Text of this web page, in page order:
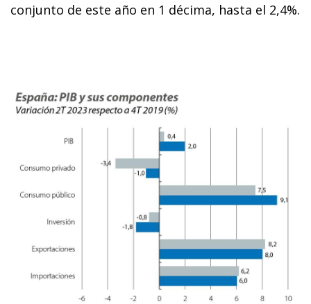
conjunto de este año en 1 décima, hasta el 2,4%.